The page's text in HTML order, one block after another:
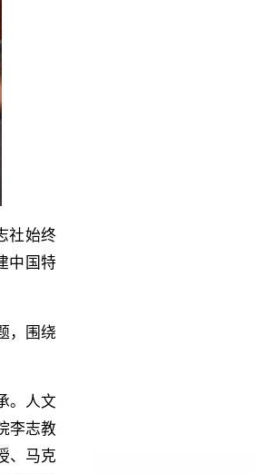
社始终
中国特
，围绕
。人文
李志教
、马克